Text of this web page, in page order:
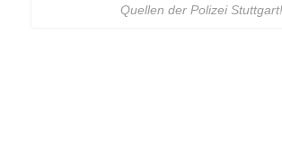
Quellen der Polizei Stuttgart!